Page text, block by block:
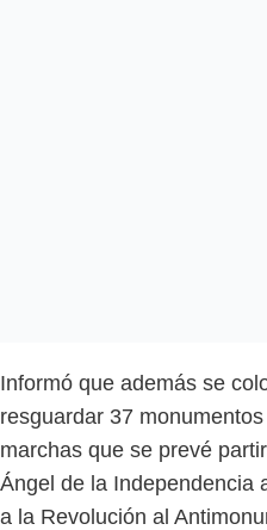
Informó que además se
resguardar 37
marchas que se prevé
Ángel de la Independencia
a la Revolución al